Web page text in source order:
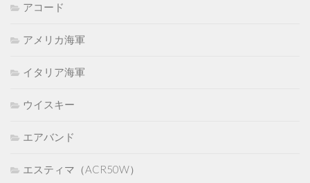
アコード
アメリカ海軍
イタリア海軍
ウイスキー
エアバンド
エスティマ（ACR50W）